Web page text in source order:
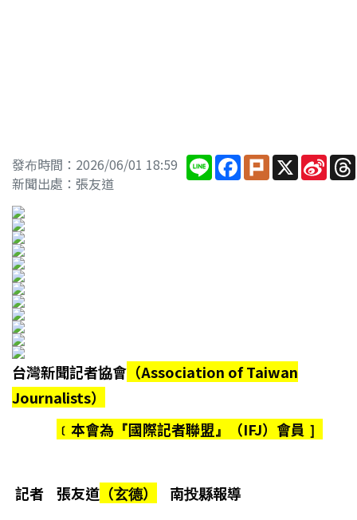
發布時間：2026/06/01 18:59
新聞出處：張友道
Line Facebook
PlurkX Sina
台灣新聞記者協會 （Association of Taiwan
Journalists）
﹝本會為『國際記者聯盟』（IFJ）會員 ］
記者 張友道 （玄德） 南投縣報導